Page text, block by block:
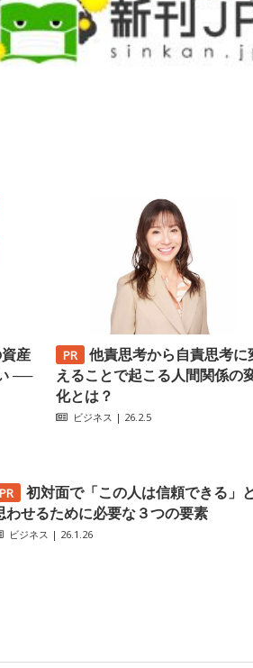
産
──
他責思考から自責思考に
えることで起こる人間関係の
化とは？
ビジネス | 26.2.5
初対面で「この人は信頼できる」
わせるために必要な３つの要素
ビジネス | 26.1.26